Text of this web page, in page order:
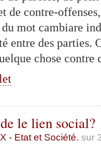
de contre-
mot cambiare
entre des parties.
chose
le lien social?
- Etat et Société. sur